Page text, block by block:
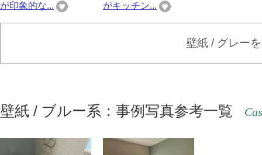
が印象的な...
がキッチン...
壁紙 / グレー
壁紙 / ブルー系：事例写真参考一覧